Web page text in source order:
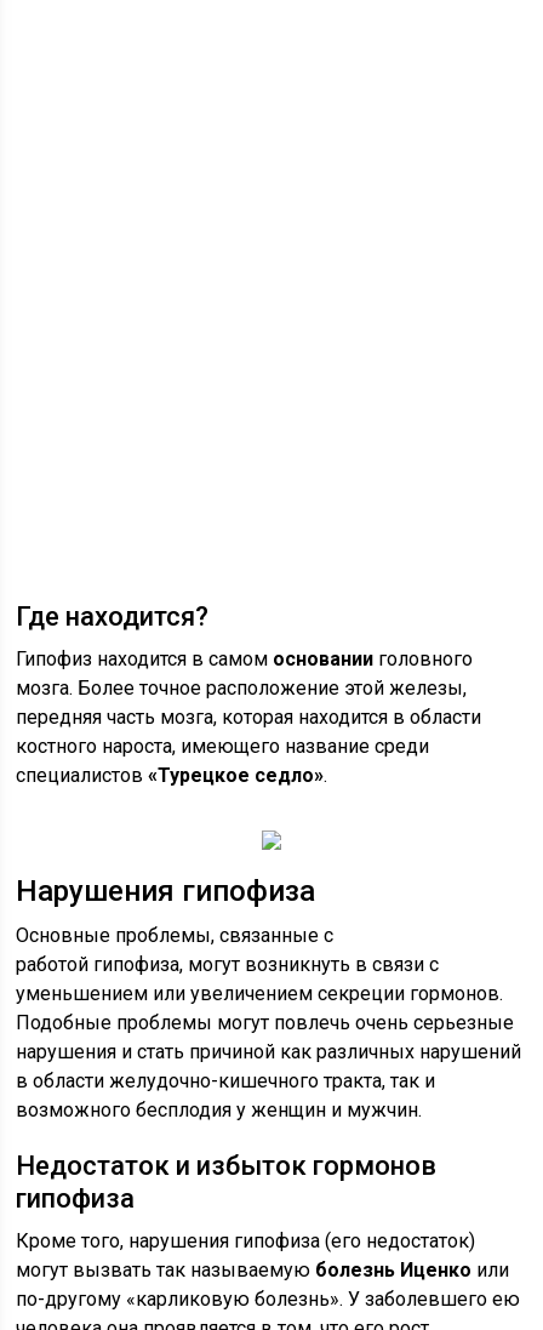
Где находится?
Гипофиз находится в самом основании головного
мозга. Более точное расположение этой железы,
передняя часть мозга, которая находится в области
костного нароста, имеющего название среди
специалистов«Турецкое седло».
Нарушения гипофиза
Основные проблемы, связанные с
работой гипофиза, могут возникнуть в связи с
уменьшением или увеличением секреции гормонов.
Подобные проблемы могут повлечь очень серьезные
нарушения и стать причиной как различных нарушений
в области желудочно-кишечного тракта, так и
возможного бесплодия у женщин и мужчин.
Недостаток и избыток гормонов
гипофиза
Кроме того, нарушения гипофиза (его недостаток)
могут вызвать так называемую болезнь Иценко или
по-другому «карликовую болезнь». У заболевшего ею